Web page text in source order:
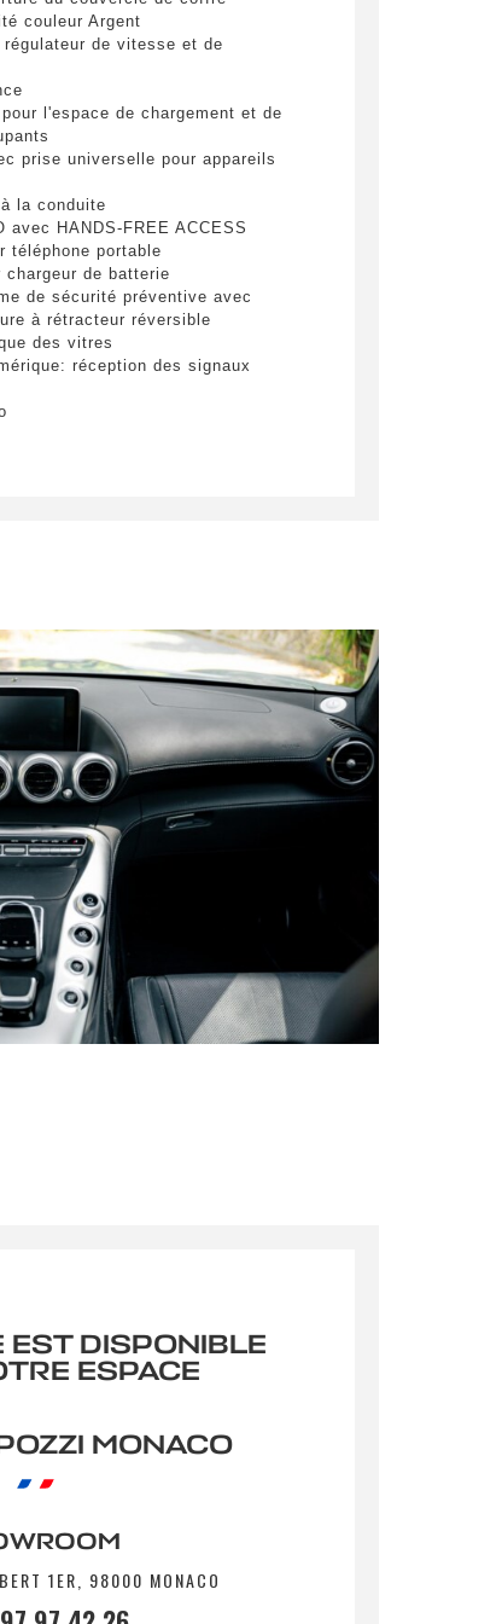
couleur Argent
régulateur de vitesse et de
l'espace de chargement et de
prise universelle pour appareils
la conduite
avec HANDS-FREE ACCESS
téléphone portable
chargeur de batterie
de sécurité préventive avec
à rétracteur réversible
des vitres
réception des signaux
porte de garage intégrée au
lunette AR athermiques teintée
EST DISPONIBLE
ESPACE
MONACO
1ER, 98000 MONACO